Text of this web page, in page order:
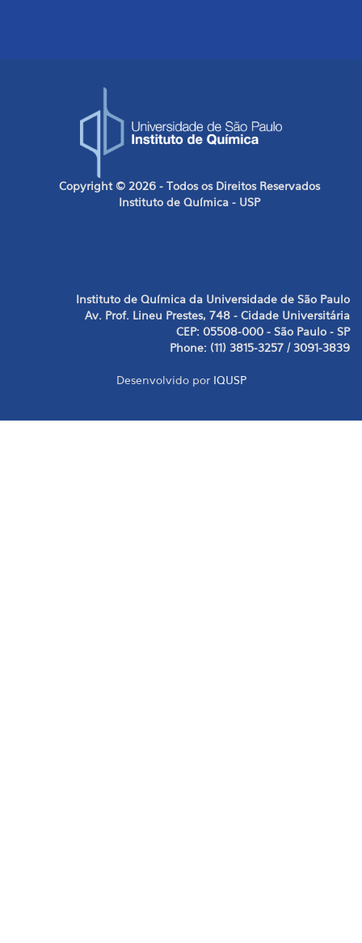
Copyright © 2026 - Todos os Direitos Reservados
Instituto de Química - USP
Instituto de Química da Universidade de São Paulo
Av. Prof. Lineu Prestes, 748 - Cidade Universitária
CEP: 05508-000 - São Paulo - SP
Phone: (11) 3815-3257 / 3091-3839
Desenvolvido por IQUSP